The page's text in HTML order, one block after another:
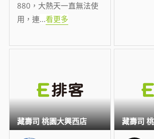
880，大熱天一直無法使
用，連...看更多
藏壽司 桃園大興西店 藏壽司